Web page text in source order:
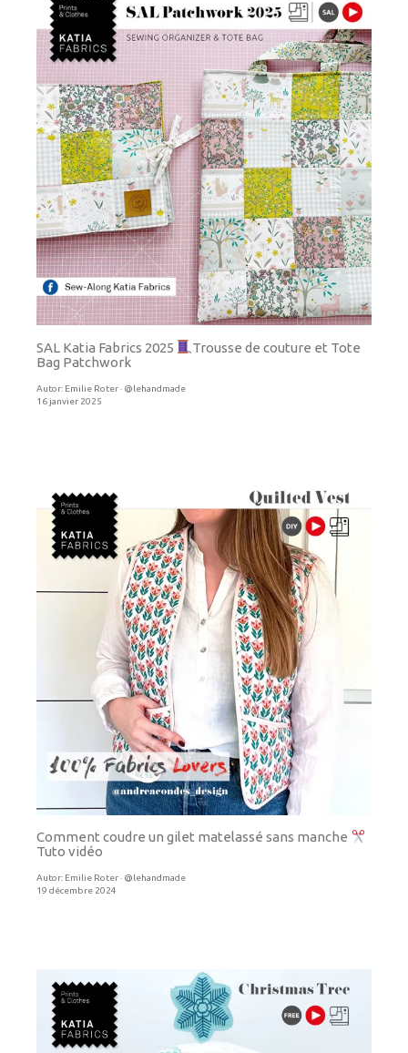
SAL Katia Fabrics 2025
Trousse de couture et Tote
Bag Patchwork
Autor: Emilie Roter · @lehandmade
16 janvier 2025
Comment coudre un gilet matelassé sans manche
Tuto vidéo
Autor: Emilie Roter · @lehandmade
19 décembre 2024